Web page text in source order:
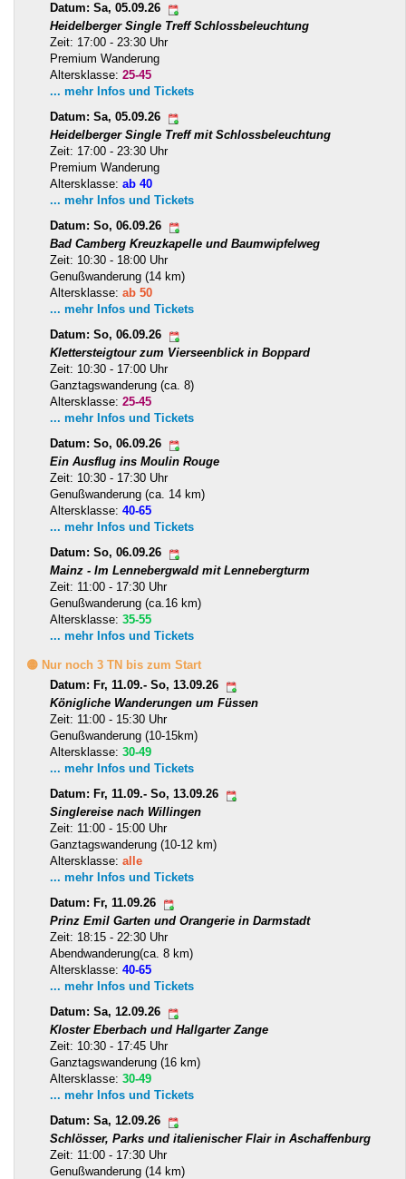
Datum: Sa, 05.09.26
Heidelberger Single Treff Schlossbeleuchtung
Zeit: 17:00 - 23:30 Uhr
Premium Wanderung
Altersklasse: 25-45
... mehr Infos und Tickets
Datum: Sa, 05.09.26
Heidelberger Single Treff mit Schlossbeleuchtung
Zeit: 17:00 - 23:30 Uhr
Premium Wanderung
Altersklasse: ab 40
... mehr Infos und Tickets
Datum: So, 06.09.26
Bad Camberg Kreuzkapelle und Baumwipfelweg
Zeit: 10:30 - 18:00 Uhr
Genußwanderung (14 km)
Altersklasse: ab 50
... mehr Infos und Tickets
Datum: So, 06.09.26
Klettersteigtour zum Vierseenblick in Boppard
Zeit: 10:30 - 17:00 Uhr
Ganztagswanderung (ca. 8)
Altersklasse: 25-45
... mehr Infos und Tickets
Datum: So, 06.09.26
Ein Ausflug ins Moulin Rouge
Zeit: 10:30 - 17:30 Uhr
Genußwanderung (ca. 14 km)
Altersklasse: 40-65
... mehr Infos und Tickets
Datum: So, 06.09.26
Mainz - Im Lennebergwald mit Lennebergturm
Zeit: 11:00 - 17:30 Uhr
Genußwanderung (ca.16 km)
Altersklasse: 35-55
... mehr Infos und Tickets
🟡 Nur noch 3 TN bis zum Start
Datum: Fr, 11.09.- So, 13.09.26
Königliche Wanderungen um Füssen
Zeit: 11:00 - 15:30 Uhr
Genußwanderung (10-15km)
Altersklasse: 30-49
... mehr Infos und Tickets
Datum: Fr, 11.09.- So, 13.09.26
Singlereise nach Willingen
Zeit: 11:00 - 15:00 Uhr
Ganztagswanderung (10-12 km)
Altersklasse: alle
... mehr Infos und Tickets
Datum: Fr, 11.09.26
Prinz Emil Garten und Orangerie in Darmstadt
Zeit: 18:15 - 22:30 Uhr
Abendwanderung(ca. 8 km)
Altersklasse: 40-65
... mehr Infos und Tickets
Datum: Sa, 12.09.26
Kloster Eberbach und Hallgarter Zange
Zeit: 10:30 - 17:45 Uhr
Ganztagswanderung (16 km)
Altersklasse: 30-49
... mehr Infos und Tickets
Datum: Sa, 12.09.26
Schlösser, Parks und italienischer Flair in Aschaffenburg
Zeit: 11:00 - 17:30 Uhr
Genußwanderung (14 km)